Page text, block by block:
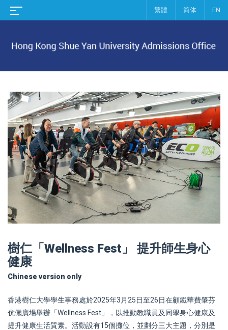
繁體 简体 EN
樹仁「Wellness Fest」 提升師生身心
健康
Chinese version only
香港樹仁大學學生事務處於2025年3月25日至26日在顧鐵華費肇芬
伉儷廣場舉辦「Wellness Fest」，以推動教職員及同學身心健康及
提升健康生活質素。活動設有15個攤位，並劃分三大主題，分別是